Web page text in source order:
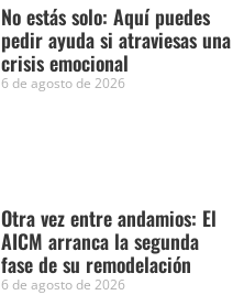
No estás solo: Aquí puedes
pedir ayuda si atraviesas una
crisis emocional
6 de agosto de 2026
Otra vez entre andamios: El
AICM arranca la segunda
fase de su remodelación
6 de agosto de 2026